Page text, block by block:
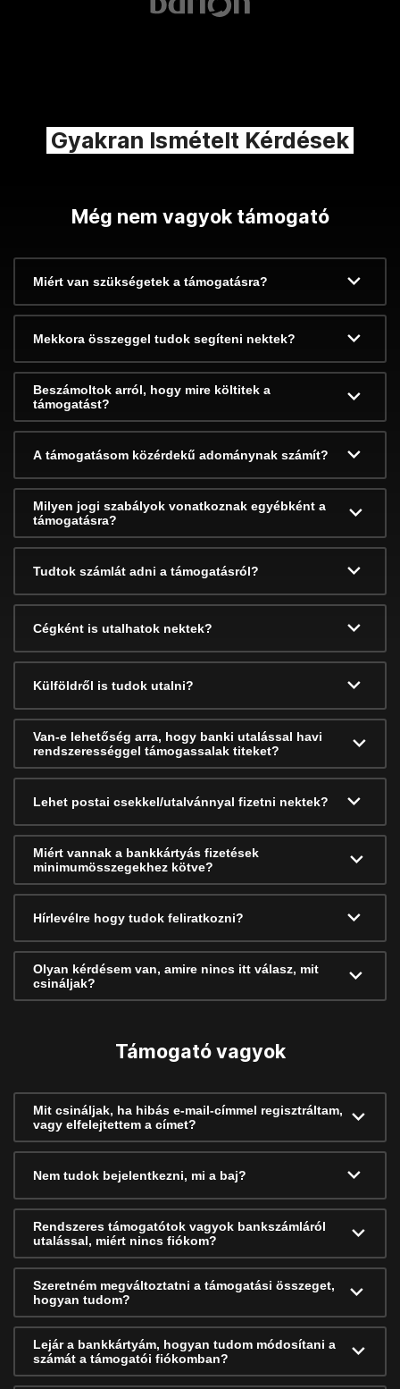
Gyakran Ismételt Kérdések
Még nem vagyok támogató
Miért van szükségetek a támogatásra?
Mekkora összeggel tudok segíteni nektek?
Beszámoltok arról, hogy mire költitek a
támogatást?
A támogatásom közérdekű adománynak számít?
Milyen jogi szabályok vonatkoznak egyébként a
támogatásra?
Tudtok számlát adni a támogatásról?
Cégként is utalhatok nektek?
Külföldről is tudok utalni?
Van-e lehetőség arra, hogy banki utalással havi
rendszerességgel támogassalak titeket?
Lehet postai csekkel/utalvánnyal fizetni nektek?
Miért vannak a bankkártyás fizetések
minimumösszegekhez kötve?
Hírlevélre hogy tudok feliratkozni?
Olyan kérdésem van, amire nincs itt válasz, mit
csináljak?
Támogató vagyok
Mit csináljak, ha hibás e-mail-címmel regisztráltam,
vagy elfelejtettem a címet?
Nem tudok bejelentkezni, mi a baj?
Rendszeres támogatótok vagyok bankszámláról
utalással, miért nincs fiókom?
Szeretném megváltoztatni a támogatási összeget,
hogyan tudom?
Lejár a bankkártyám, hogyan tudom módosítani a
számát a támogatói fiókomban?